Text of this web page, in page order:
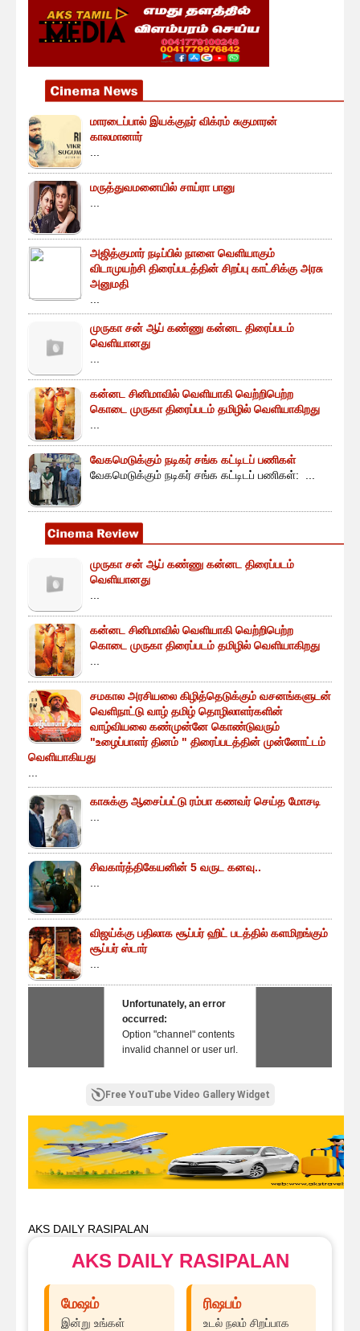
மாரடைப்பால் இயக்குநர் விக்ரம் சுகுமாரன்
காலமானார்
மருத்துவமனையில் சாய்ரா பானு
அஜித்குமார் நடிப்பில் நாளை வெளியாகும்
விடாமுயற்சி திரைப்படத்தின் சிறப்பு காட்சிக்கு அரசு
அனுமதி
முருகா சன் ஆப் கண்ணு கன்னட திரைப்படம்
வெளியானது
கன்னட சினிமாவில் வெளியாகி வெற்றிபெற்ற
கொடை முருகா திரைப்படம் தமிழில் வெளியாகிறது
வேகமெடுக்கும் நடிகர் சங்க கட்டிடப் பணிகள்
வேகமெடுக்கும் நடிகர் சங்க கட்டிடப் பணிகள்: ...
முருகா சன் ஆப் கண்ணு கன்னட திரைப்படம்
வெளியானது
கன்னட சினிமாவில் வெளியாகி வெற்றிபெற்ற
கொடை முருகா திரைப்படம் தமிழில் வெளியாகிறது
சமகால அரசியலை கிழித்தெடுக்கும் வசனங்களுடன்
வெளிநாட்டு வாழ் தமிழ் தொழிலாளர்களின்
வாழ்வியலை கண்முன்னே கொண்டுவரும்
"உழைப்பாளர் தினம் " திரைப்படத்தின் முன்னோட்டம்
வெளியாகியது
காசுக்கு ஆசைப்பட்டு ரம்பா கணவர் செய்த மோசடி
சிவகார்த்திகேயனின் 5 வருட கனவு..
விஜய்க்கு பதிலாக சூப்பர் ஹிட் படத்தில் களமிறங்கும்
சூப்பர் ஸ்டார்
Unfortunately, an error
occurred:
Option "channel" contents
invalid channel or user url.
Free YouTube Video Gallery Widget
AKS DAILY RASIPALAN
AKS DAILY RASIPALAN
மேஷம்
இன்று உங்கள்
ரிஷபம்
உடல் நலம் சிறப்பாக